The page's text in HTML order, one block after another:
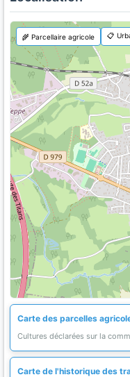
🌾 Parcellaire agricole 📋
Carte des parcelles
Cultures déclarées sur la
Carte de l'historique des